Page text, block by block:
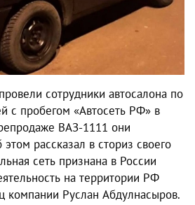
сотрудники автосалона по
с пробегом «Автосеть РФ» в
ВАЗ-1111 они
рассказал в сториз своего
сеть признана в России
на территории РФ
компании Руслан Абдулнасыров.